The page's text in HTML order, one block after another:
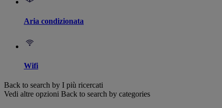
Aria condizionata
Wifi
Back to search by I più ricercati
Vedi altre opzioni Back to search by categories